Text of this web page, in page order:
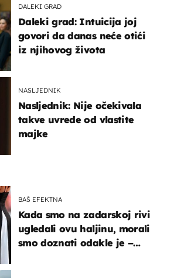
DALEKI GRAD
Daleki grad: Intuicija joj
govori da danas neće otići
iz njihovog života
NASLJEDNIK
Nasljednik: Nije očekivala
takve uvrede od vlastite
majke
BAŠ EFEKTNA
Kada smo na zadarskoj rivi
ugledali ovu haljinu, morali
smo doznati odakle je –